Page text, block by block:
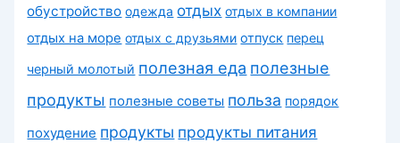
обустройство одежда отдых отдых в компании
отдых на море отдых с друзьями отпуск перец
черный молотый полезная еда полезные
продукты полезные советы польза порядок
похудение продукты продукты питания